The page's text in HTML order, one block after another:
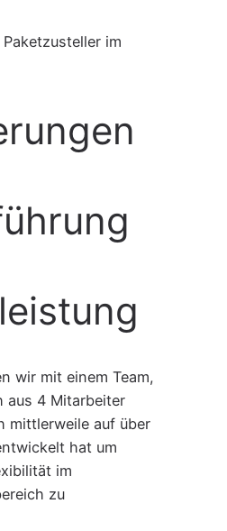
im
wir mit einem Team,
aus 4 Mitarbeiter
mittlerweile auf über
hat um
im
zu